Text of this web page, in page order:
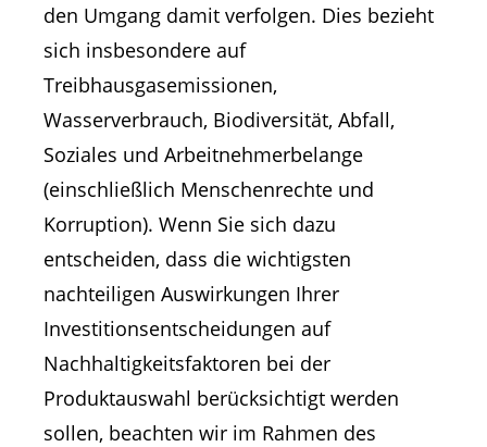
den Umgang damit verfolgen. Dies bezieht
sich insbesondere auf
Treibhausgasemissionen,
Wasserverbrauch, Biodiversität, Abfall,
Soziales und Arbeitnehmerbelange
(einschließlich Menschenrechte und
Korruption). Wenn Sie sich dazu
entscheiden, dass die wichtigsten
nachteiligen Auswirkungen Ihrer
Investitionsentscheidungen auf
Nachhaltigkeitsfaktoren bei der
Produktauswahl berücksichtigt werden
sollen, beachten wir im Rahmen des